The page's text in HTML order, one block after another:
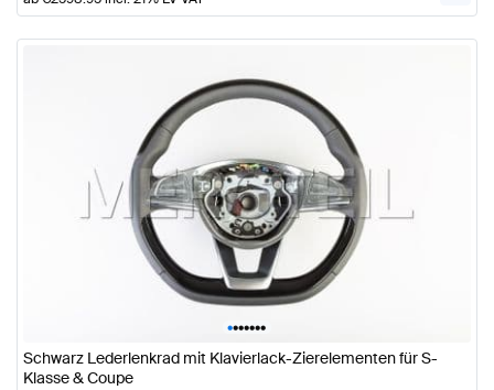
•••••••
Schwarz Lederlenkrad mit Klavierlack-Zierelementen für S-
Klasse & Coupe